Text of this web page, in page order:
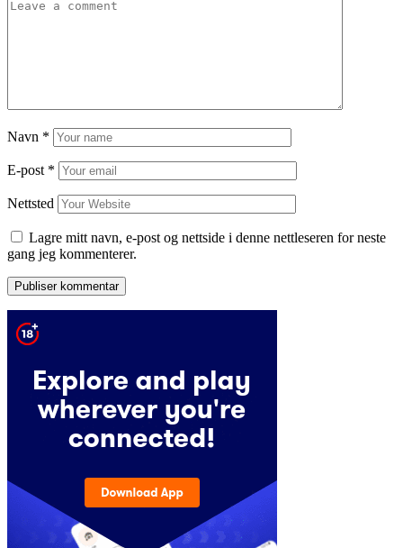
Navn *
E-post *
Nettsted
Lagre mitt navn, e-post og nettside i denne nettleseren for neste
gang jeg kommenterer.